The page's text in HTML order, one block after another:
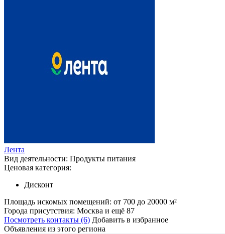
Лента
Вид деятельности: Продукты питания
Ценовая категория:
Дисконт
Площадь искомых помещений: от 700 до 20000 м²
Города присутствия: Москва и ещё 87
Посмотреть контакты (6) Добавить в избранное
Объявления из этого региона